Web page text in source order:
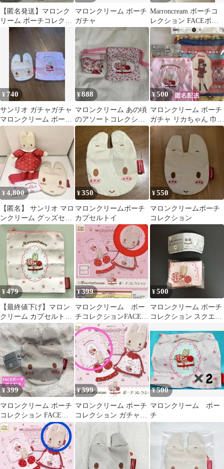
【匿名発送】マロンク
リーム ポーチコレクシ
ョン FACEポーチ
マロンクリーム ポーチ
ガチャ
Marroncream ポーチコ
レクション FACEポー
チ マロンクリーム
¥ 740
サンリオ ガチャガチャ
マロンクリーム ポーチ
コレクション 2個セッ
ト
¥888
マロンクリーム あの頃
のアソートコレクショ
ン ハートポーチ 巾着
¥500
マロンクリーム ポーチ
ガチャ リカちゃん 巾着
セット まとめ売り
¥4,800
【匿名】 サンリオ マロ
ンクリーム グッズセッ
ト ぬいぐるみ ポーチコ
レクション
¥350
マロンクリームポーチ
カプセルトイ
¥550
マロンクリームポーチ
コレクション
¥479
【最終値下げ】マロン
クリーム カプセルトイ
ポーチ
¥399
マロンクリーム ポー
チコレクションFACEポ
ーチ
¥500
マロンクリーム ポーチ
コレクション スクエア
¥399
マロンクリーム ポーチ
コレクション FACEポ
ーチ
¥399
マロンクリーム ポーチ
コレクション ガチャガ
チャ スクエアポーチ
¥500
マロンクリーム ポー
チ